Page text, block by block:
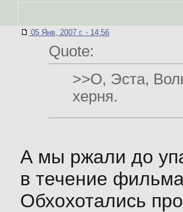
05 Янв, 2007 г. - 14:56
Quote:
>>О, Эста,
херня.
А мы ржали до
в течение
Обхохотались